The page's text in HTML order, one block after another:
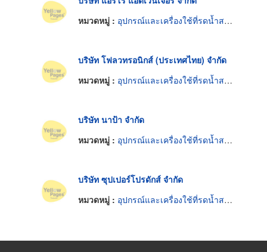
หมวดหมู่ : อุปกรณ์และเครื่องใช้ที่รดน้ำสนามและสวน
บริษัท โฟลวทรอนิกส์ (ประเทศไทย) จำกัด
หมวดหมู่ : อุปกรณ์และเครื่องใช้ที่รดน้ำสนามและสวน
บริษัท นาป้า จำกัด
หมวดหมู่ : อุปกรณ์และเครื่องใช้ที่รดน้ำสนามและสวน
บริษัท ซุปเปอร์โปรดักส์ จำกัด
หมวดหมู่ : อุปกรณ์และเครื่องใช้ที่รดน้ำสนามและสวน